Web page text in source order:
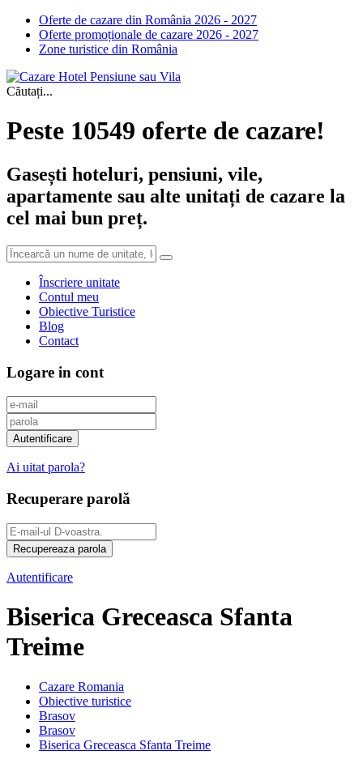
Oferte de cazare din România 2026 - 2027
Oferte promoționale de cazare 2026 - 2027
Zone turistice din România
Căutați...
Peste 10549 oferte de cazare!
Gasești hoteluri, pensiuni, vile,
apartamente sau alte unitați de cazare la
cel mai bun preț.
Înscriere unitate
Contul meu
Obiective Turistice
Blog
Contact
Logare in cont
Ai uitat parola?
Recuperare parolă
Autentificare
Biserica Greceasca Sfanta
Treime
Cazare Romania
Obiective turistice
Brasov
Brasov
Biserica Greceasca Sfanta Treime